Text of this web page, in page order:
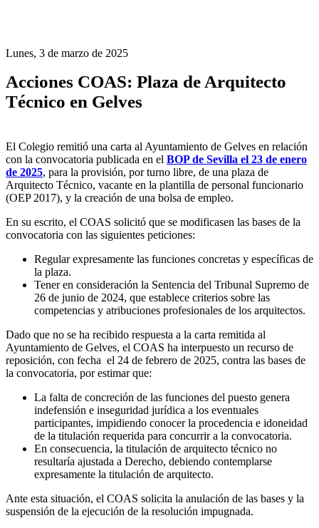
Lunes, 3 de marzo de 2025
Acciones COAS: Plaza de Arquitecto
Técnico en Gelves
El Colegio remitió una carta al Ayuntamiento de Gelves en relación
con la convocatoria publicada en el BOP de Sevilla el 23 de enero
de 2025, para la provisión, por turno libre, de una plaza de
Arquitecto Técnico, vacante en la plantilla de personal funcionario
(OEP 2017), y la creación de una bolsa de empleo.
En su escrito, el COAS solicitó que se modificasen las bases de la
convocatoria con las siguientes peticiones:
Regular expresamente las funciones concretas y específicas de
la plaza.
Tener en consideración la Sentencia del Tribunal Supremo de
26 de junio de 2024, que establece criterios sobre las
competencias y atribuciones profesionales de los arquitectos.
Dado que no se ha recibido respuesta a la carta remitida al
Ayuntamiento de Gelves, el COAS ha interpuesto un recurso de
reposición, con fecha el 24 de febrero de 2025, contra las bases de
la convocatoria, por estimar que:
La falta de concreción de las funciones del puesto genera
indefensión e inseguridad jurídica a los eventuales
participantes, impidiendo conocer la procedencia e idoneidad
de la titulación requerida para concurrir a la convocatoria.
En consecuencia, la titulación de arquitecto técnico no
resultaría ajustada a Derecho, debiendo contemplarse
expresamente la titulación de arquitecto.
Ante esta situación, el COAS solicita la anulación de las bases y la
suspensión de la ejecución de la resolución impugnada.